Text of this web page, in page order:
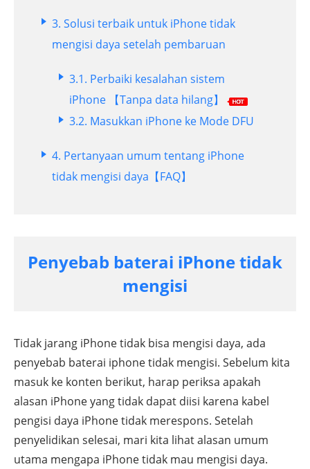
3. Solusi terbaik untuk iPhone tidak
mengisi daya setelah pembaruan
3.1. Perbaiki kesalahan sistem
iPhone 【Tanpa data hilang】
3.2. Masukkan iPhone ke Mode DFU
4. Pertanyaan umum tentang iPhone
tidak mengisi daya【FAQ】
Penyebab baterai iPhone tidak
mengisi
Tidak jarang iPhone tidak bisa mengisi daya, ada
penyebab baterai iphone tidak mengisi. Sebelum kita
masuk ke konten berikut, harap periksa apakah
alasan iPhone yang tidak dapat diisi karena kabel
pengisi daya iPhone tidak merespons. Setelah
penyelidikan selesai, mari kita lihat alasan umum
utama mengapa iPhone tidak mau mengisi daya.